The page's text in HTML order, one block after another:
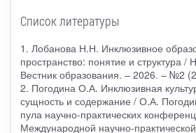
Список литературы
1. Лобанова Н.Н. Инклюзивное
пространство: понятие и структура
Вестник образования. – 2026. – №2
2. Погодина О.А. Инклюзивная
сущность и содержание / О.А.
пула научно-практических
Международной научно-